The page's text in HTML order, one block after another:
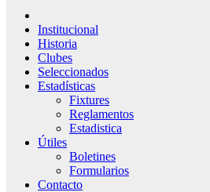
Institucional
Historia
Clubes
Seleccionados
Estadísticas
Fixtures
Reglamentos
Estadistica
Útiles
Boletines
Formularios
Contacto